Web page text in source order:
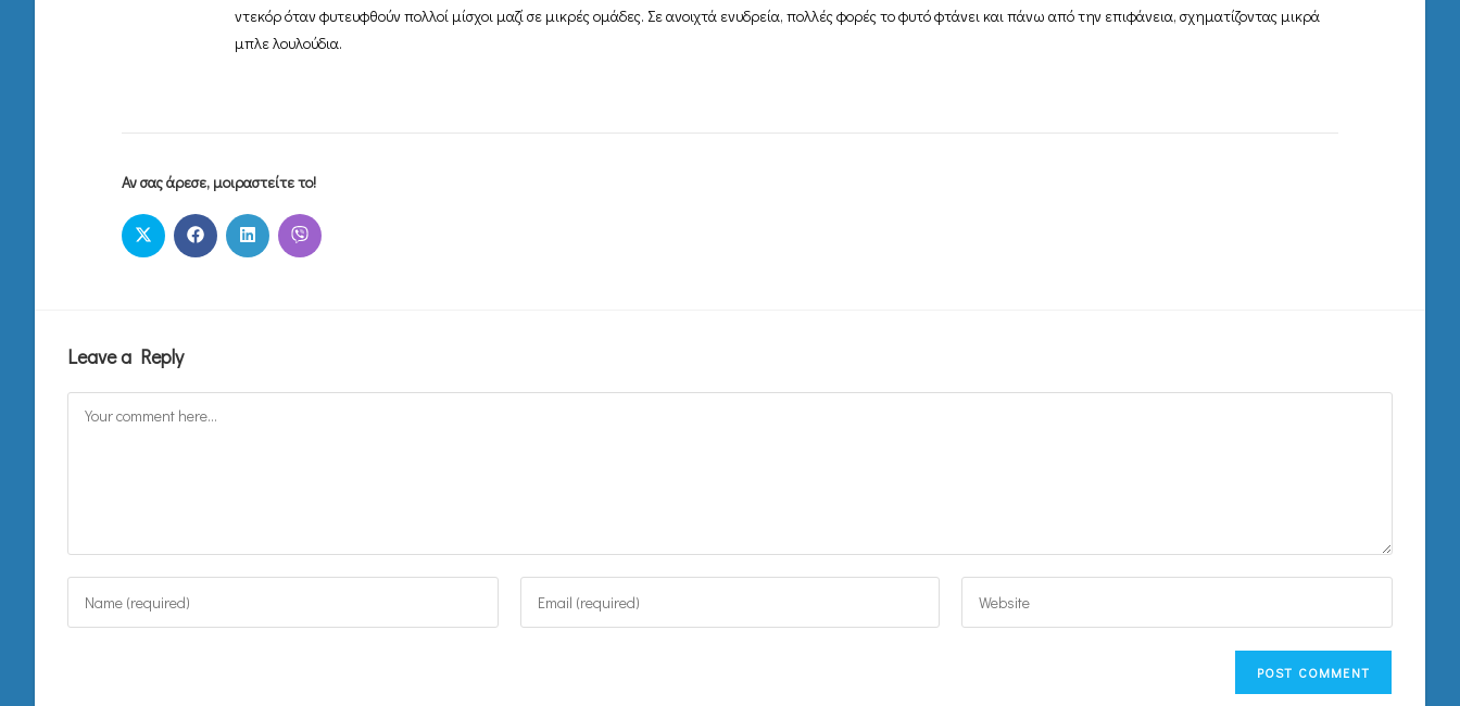
ντεκόρ όταν φυτευφθούν πολλοί μίσχοι μαζί σε μικρές ομάδες. Σε ανοιχτά ενυδρεία, πολλές φορές το φυτό φτάνει και πάνω από την επιφάνεια, σχηματίζοντας μικρά
μπλε λουλούδια.
Αν σας άρεσε, μοιραστείτε το!
Leave a Reply